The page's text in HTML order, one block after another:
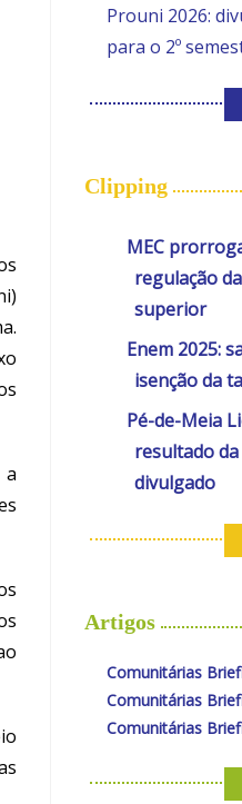
)
a
Prouni 2026:
para o 2º
Clipping
MEC
regulação
superior
Enem 2025:
isenção da
Pé-de-Meia
resultado
divulgado
Artigos
Comunitárias
Comunitárias
Comunitárias